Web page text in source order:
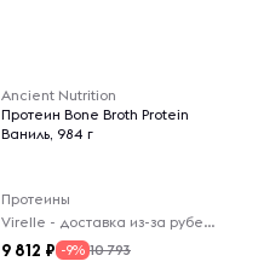
Ancient Nutrition
Протеин Bone Broth Protein
Ваниль, 984 г
Протеины
Virelle - доставка из-за рубежа
9 812 -9% 10 793